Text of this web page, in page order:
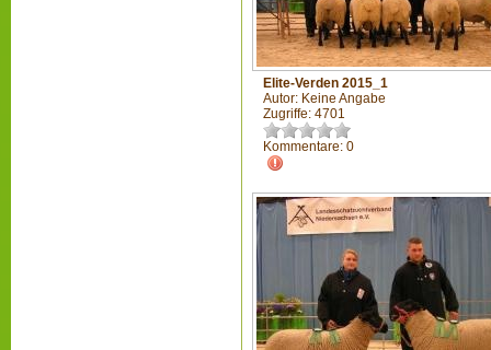
Elite-Verden 2015_1
Autor: Keine Angabe
Zugriffe: 4701
Kommentare: 0